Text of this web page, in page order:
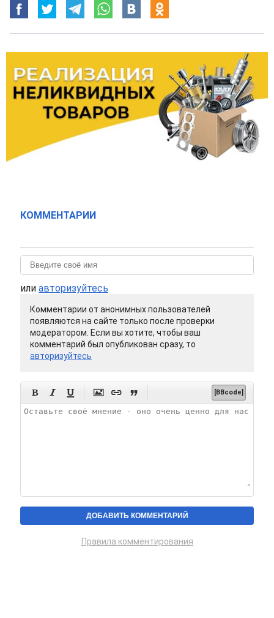
КОММЕНТАРИИ
или авторизуйтесь
Комментарии от анонимных пользователей
появляются на сайте только после проверки
модератором. Если вы хотите, чтобы ваш
комментарий был опубликован сразу, то
авторизуйтесь
      [BBcode]
Правила комментирования